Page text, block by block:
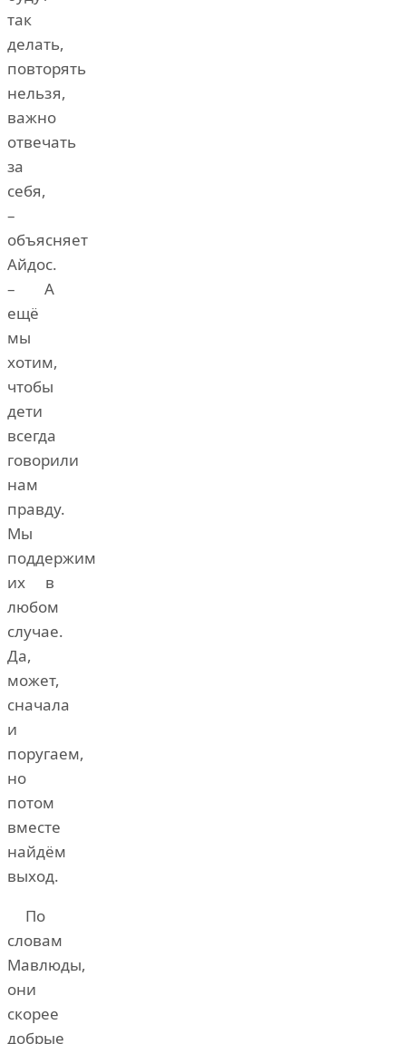
так
делать,
повторять
нельзя,
важно
отвечать
за
себя,
–
объясняет
Айдос.
– А
ещё
мы
хотим,
чтобы
дети
всегда
говорили
нам
правду.
Мы
поддержим
их в
любом
случае.
Да,
может,
сначала
и
поругаем,
но
потом
вместе
найдём
выход.
По
словам
Мавлюды,
они
скорее
добрые